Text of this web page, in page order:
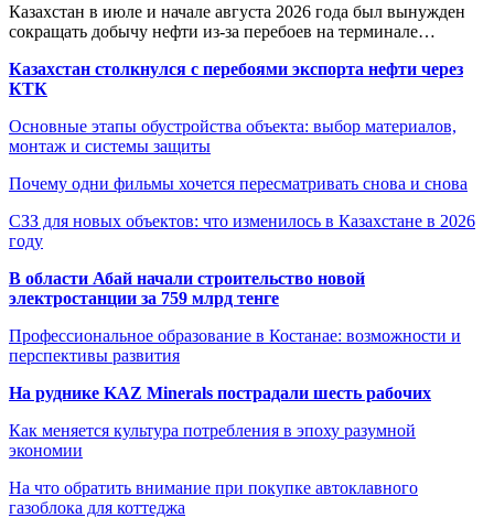
Казахстан в июле и начале августа 2026 года был вынужден
сокращать добычу нефти из-за перебоев на терминале…
Казахстан столкнулся с перебоями экспорта нефти через
КТК
Основные этапы обустройства объекта: выбор материалов,
монтаж и системы защиты
Почему одни фильмы хочется пересматривать снова и снова
СЗЗ для новых объектов: что изменилось в Казахстане в 2026
году
В области Абай начали строительство новой
электростанции за 759 млрд тенге
Профессиональное образование в Костанае: возможности и
перспективы развития
На руднике KAZ Minerals пострадали шесть рабочих
Как меняется культура потребления в эпоху разумной
экономии
На что обратить внимание при покупке автоклавного
газоблока для коттеджа